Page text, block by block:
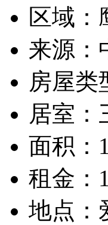
区域：
来源：
房屋类
居室：
面积：
租金：
地点：